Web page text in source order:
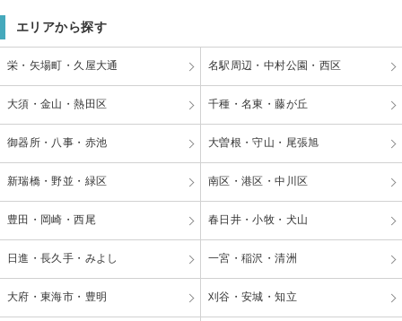
エリアから探す
栄・矢場町・久屋大通 名駅周辺・中村公園・西区
大須・金山・熱田区 千種・名東・藤が丘
御器所・八事・赤池 大曽根・守山・尾張旭
新瑞橋・野並・緑区 南区・港区・中川区
豊田・岡崎・西尾 春日井・小牧・犬山
日進・長久手・みよし 一宮・稲沢・清洲
大府・東海市・豊明 刈谷・安城・知立